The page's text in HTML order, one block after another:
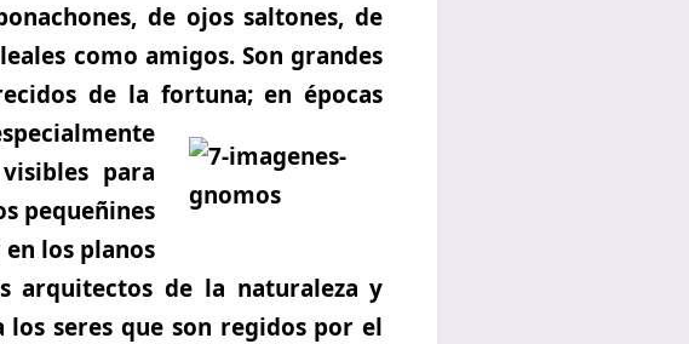
de ojos saltones, de
como amigos. Son grandes
de la fortuna; en épocas
para
pequeñines
los planos
arquitectos de la naturaleza y
seres que son regidos por el